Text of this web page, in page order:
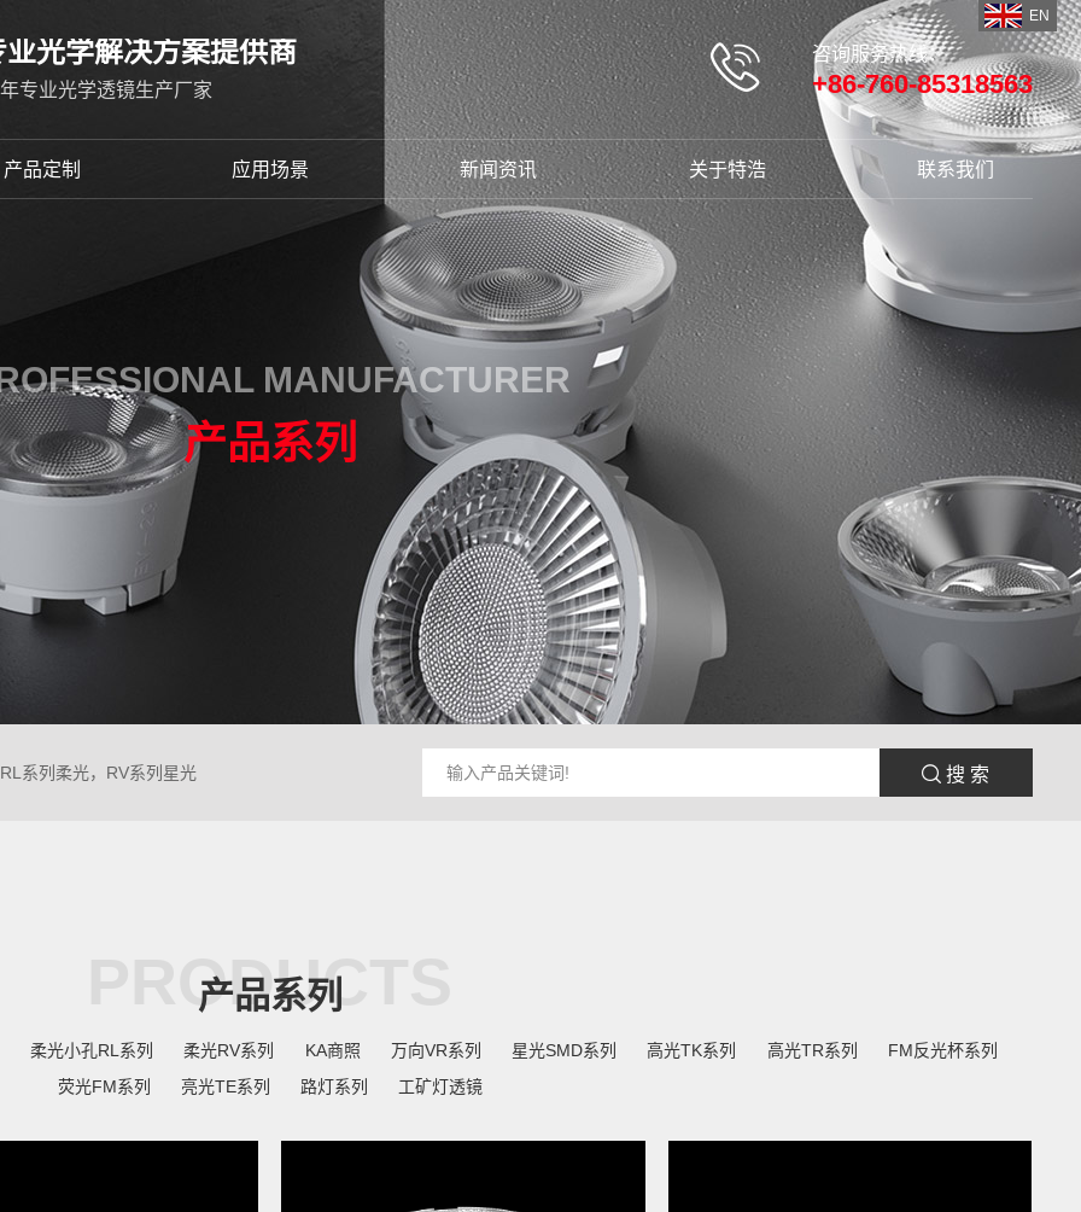
业光学解决方案提供商
专业光学透镜生产厂家
咨询服务热线：
+86-760-85318563
EN
产品定制 应用场景 新闻资讯 关于特浩 联系我们
MANUFACTURER
产品系列
系列柔光，RV系列星光  搜 索
PRODUCTS
产品系列
柔光小孔RL系列 柔光RV系列 KA商照 万向VR系列 星光SMD系列 高光TK系列 高光TR系列
FM反光杯系列
荧光FM系列
亮光TE系列 路灯系列 工矿灯透镜